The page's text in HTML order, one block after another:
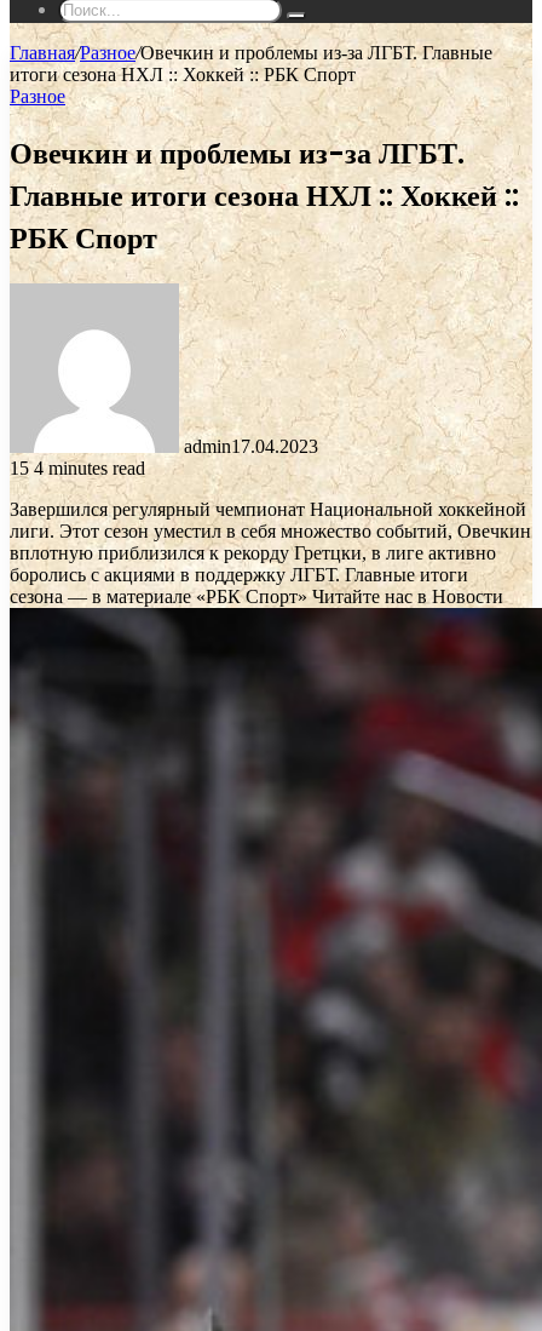
Поиск...
Главная/Разное/Овечкин и проблемы из-за ЛГБТ. Главные
итоги сезона НХЛ :: Хоккей :: РБК Спорт
Разное
Овечкин и проблемы из-за ЛГБТ.
Главные итоги сезона НХЛ :: Хоккей ::
РБК Спорт
admin17.04.2023
154 minutes read
Завершился регулярный чемпионат Национальной хоккейной
лиги. Этот сезон уместил в себя множество событий, Овечкин
вплотную приблизился к рекорду Гретцки, в лиге активно
боролись с акциями в поддержку ЛГБТ. Главные итоги
сезона — в материале «РБК Спорт»Читайте нас в Новости